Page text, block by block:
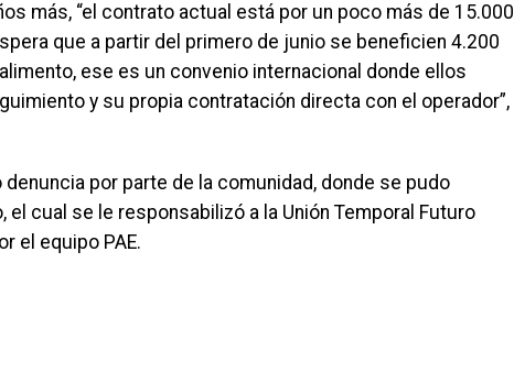
más, “el contrato actual está por un poco más de 15.000
que a partir del primero de junio se beneficien 4.200
ese es un convenio internacional donde ellos
y su propia contratación directa con el operador”,
por parte de la comunidad, donde se pudo
cual se le responsabilizó a la Unión Temporal Futuro
el equipo PAE.